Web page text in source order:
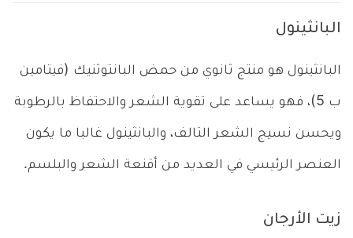
البانثينول
البانثينول هو منتج ثانوي من حمض البانتوثنيك (فيتامين
ب 5)، فهو يساعد على تقوية الشعر والاحتفاظ بالرطوبة
ويحسن نسيج الشعر التالف، والبانثينول غالبا ما يكون
العنصر الرئيسي في العديد من أقنعة الشعر والبلسم.
زيت الأرجان